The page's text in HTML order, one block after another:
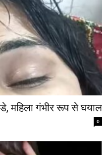
महिला गंभीर रूप से घयाल
0